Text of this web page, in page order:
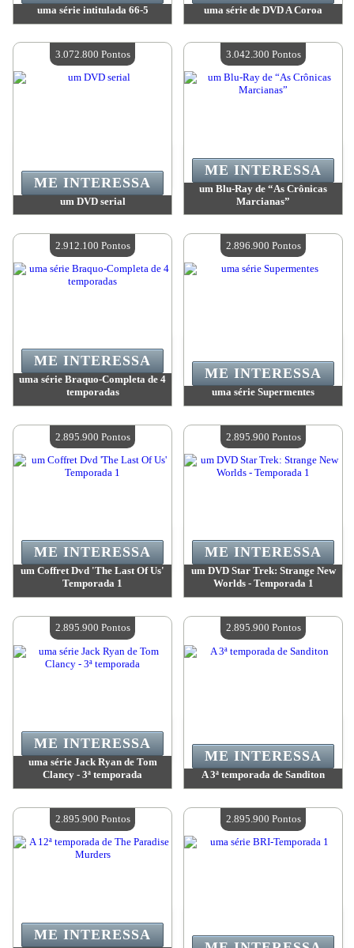
uma série intitulada 66-5
Quantidade disponível:4
uma série de DVD A Coroa
Quantidade disponível:4
um DVD serial
Quantidade disponível:4
ME INTERESSA
3.072.800 Pontos
um Blu-Ray de “As Crônicas
Marcianas”
Quantidade disponível:4
ME INTERESSA
3.042.300 Pontos
uma série Braquo-Completa de 4
temporadas
Quantidade disponível:4
ME INTERESSA
2.912.100 Pontos
uma série Supermentes
Quantidade disponível:4
ME INTERESSA
2.896.900 Pontos
um Coffret Dvd 'The Last Of Us'
Temporada 1
Quantidade disponível:4
ME INTERESSA
2.895.900 Pontos
um DVD Star Trek: Strange New
Worlds - Temporada 1
Quantidade disponível:4
ME INTERESSA
2.895.900 Pontos
uma série Jack Ryan de Tom
Clancy - 3ª temporada
Quantidade disponível:4
ME INTERESSA
2.895.900 Pontos
A 3ª temporada de Sanditon
Quantidade disponível:4
ME INTERESSA
2.895.900 Pontos
ME INTERESSA
2.895.900 Pontos 2.895.900 Pontos